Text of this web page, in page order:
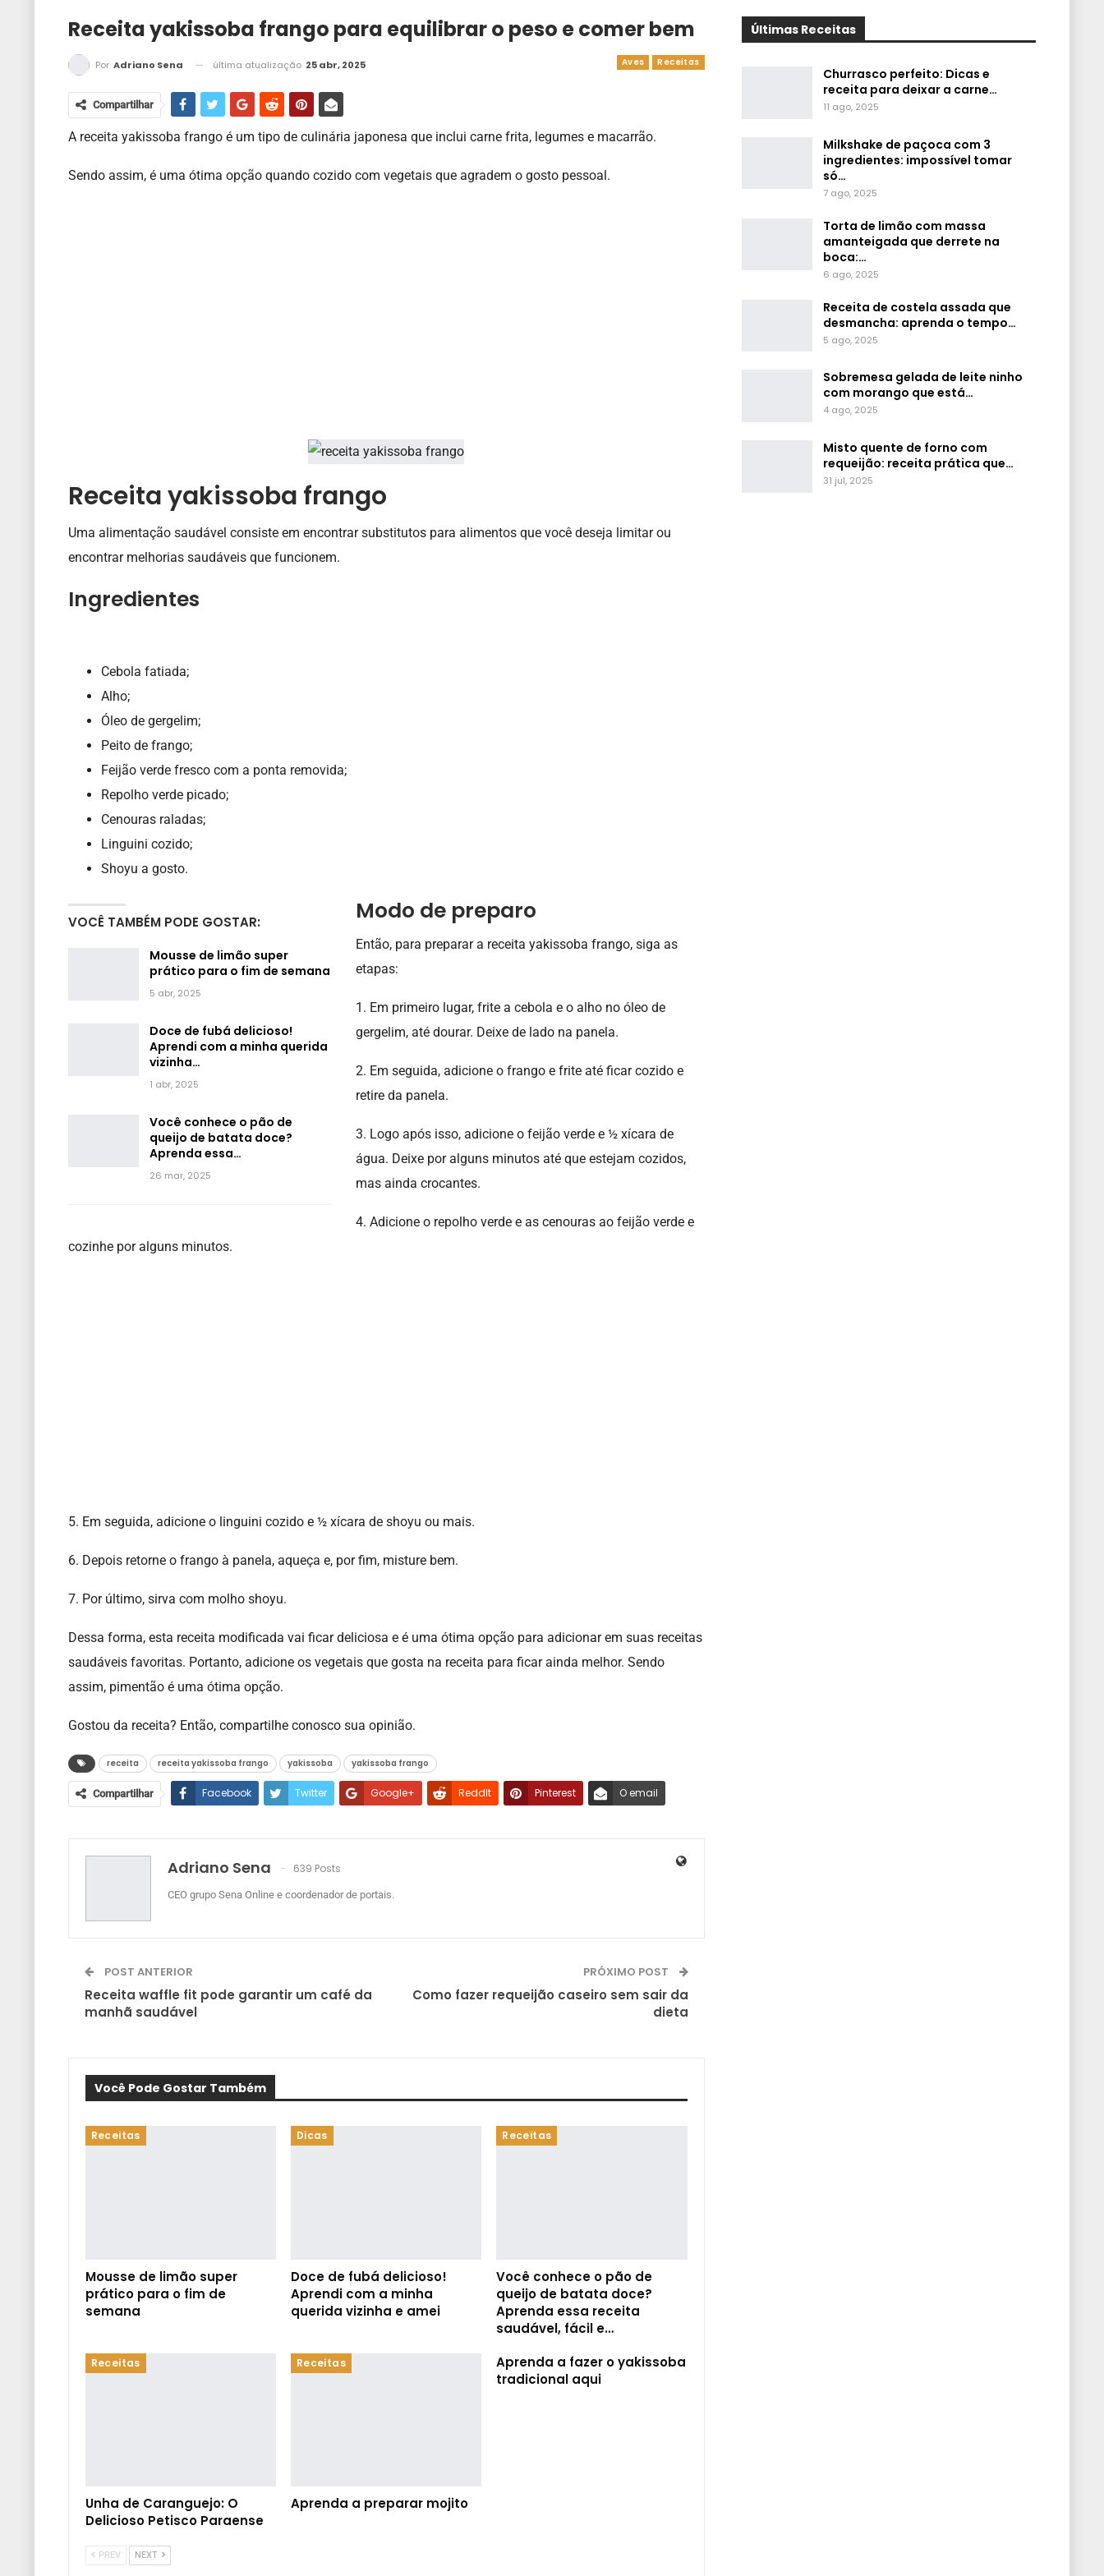
Receita yakissoba frango para equilibrar o peso e comer bem
Aves Receitas
Por Adriano Sena última atualização 25 abr, 2025
Compartilhar
A receita yakissoba frango é um tipo de culinária japonesa que inclui carne frita, legumes e macarrão.
Sendo assim, é uma ótima opção quando cozido com vegetais que agradem o gosto pessoal.
Receita yakissoba frango
Uma alimentação saudável consiste em encontrar substitutos para alimentos que você deseja limitar ou
encontrar melhorias saudáveis ​​que funcionem.
Ingredientes
Cebola fatiada;
Alho;
Óleo de gergelim;
Peito de frango;
Feijão verde fresco com a ponta removida;
Repolho verde picado;
Cenouras raladas;
Linguini cozido;
Shoyu a gosto.
VOCÊ TAMBÉM PODE GOSTAR:
Mousse de limão super
prático para o fim de semana
5 abr, 2025
Doce de fubá delicioso!
Aprendi com a minha querida
vizinha…
1 abr, 2025
Você conhece o pão de
queijo de batata doce?
Aprenda essa…
26 mar, 2025
Modo de preparo
Então, para preparar a receita yakissoba frango, siga as
etapas:
1. Em primeiro lugar, frite a cebola e o alho no óleo de
gergelim, até dourar. Deixe de lado na panela.
2. Em seguida, adicione o frango e frite até ficar cozido e
retire da panela.
3. Logo após isso, adicione o feijão verde e ½ xícara de
água. Deixe por alguns minutos até que estejam cozidos,
mas ainda crocantes.
4. Adicione o repolho verde e as cenouras ao feijão verde e
cozinhe por alguns minutos.
5. Em seguida, adicione o linguini cozido e ½ xícara de shoyu ou mais.
6. Depois retorne o frango à panela, aqueça e, por fim, misture bem.
7. Por último, sirva com molho shoyu.
Dessa forma, esta receita modificada vai ficar deliciosa e é uma ótima opção para adicionar em suas receitas
saudáveis favoritas. Portanto, adicione os vegetais que gosta na receita para ficar ainda melhor. Sendo
assim, pimentão é uma ótima opção.
Gostou da receita? Então, compartilhe conosco sua opinião.
receita receita yakissoba frango yakissoba yakissoba frango
Compartilhar Facebook Twitter Google+ ReddIt Pinterest O email
Adriano Sena 639 Posts
CEO grupo Sena Online e coordenador de portais.
POST ANTERIOR
Receita waffle fit pode garantir um café da
manhã saudável
PRÓXIMO POST
Como fazer requeijão caseiro sem sair da
dieta
Você Pode Gostar Também
Receitas
Mousse de limão super
prático para o fim de
semana
Dicas
Doce de fubá delicioso!
Aprendi com a minha
querida vizinha e amei
Receitas
Você conhece o pão de
queijo de batata doce?
Aprenda essa receita
saudável, fácil e…
Receitas
Unha de Caranguejo: O
Delicioso Petisco Paraense
Receitas
Aprenda a preparar mojito
Aprenda a fazer o yakissoba
tradicional aqui
PREV NEXT
Últimas Receitas
Churrasco perfeito: Dicas e
receita para deixar a carne…
11 ago, 2025
Milkshake de paçoca com 3
ingredientes: impossível tomar
só…
7 ago, 2025
Torta de limão com massa
amanteigada que derrete na
boca:…
6 ago, 2025
Receita de costela assada que
desmancha: aprenda o tempo…
5 ago, 2025
Sobremesa gelada de leite ninho
com morango que está…
4 ago, 2025
Misto quente de forno com
requeijão: receita prática que…
31 jul, 2025